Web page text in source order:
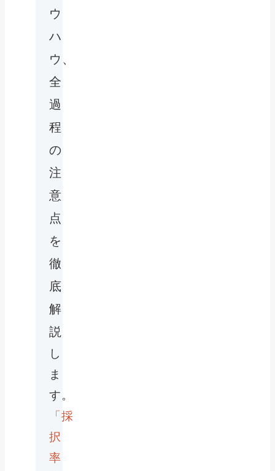
ウ
ハ
ウ、
全
過
程
の
注
意
点
を
徹
底
解
説
し
ま
す。
「採
択
率